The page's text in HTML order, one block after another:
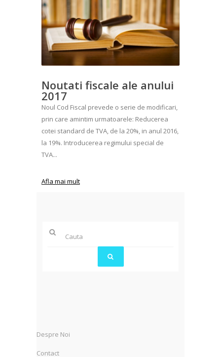
Noutati fiscale ale anului
2017
Noul Cod Fiscal prevede o serie de modificari,
prin care amintim urmatoarele: Reducerea
cotei standard de TVA, de la 20%, in anul 2016,
la 19%. Introducerea regimului special de
TVA...
Afla mai mult
Despre Noi
Contact